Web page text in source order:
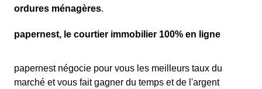
ordures ménagères.
papernest, le courtier immobilier 100% en ligne
papernest négocie pour vous les meilleurs taux du
marché et vous fait gagner du temps et de l'argent